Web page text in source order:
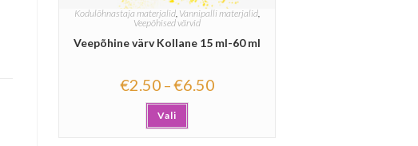
Kodulõhnastaja materjalid Vannipalli materjalid
Veepõhised värvid
Veepõhine värv Kollane 15 ml-60 ml
€2.50 –€6.50
Vali